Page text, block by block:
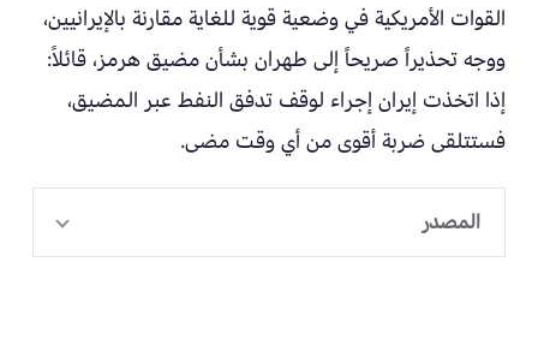
القوات الأمريكية في وضعية قوية للغاية مقارنة بالإيرانيين،
ووجه تحذيراً صريحاً إلى طهران بشأن مضيق هرمز، قائلاً:
إذا اتخذت إيران إجراء لوقف تدفق النفط عبر المضيق،
فستتلقى ضربة أقوى من أي وقت مضى.
المصدر